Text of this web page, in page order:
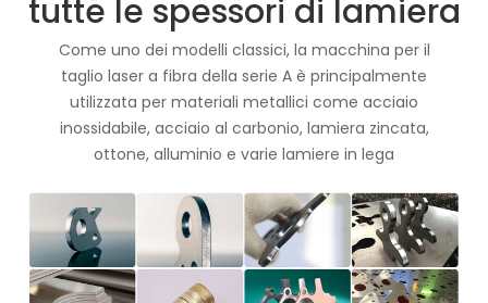
tutte le spessori di lamiera
Come uno dei modelli classici, la macchina per il
taglio laser a fibra della serie A è principalmente
utilizzata per materiali metallici come acciaio
inossidabile, acciaio al carbonio, lamiera zincata,
ottone, alluminio e varie lamiere in lega